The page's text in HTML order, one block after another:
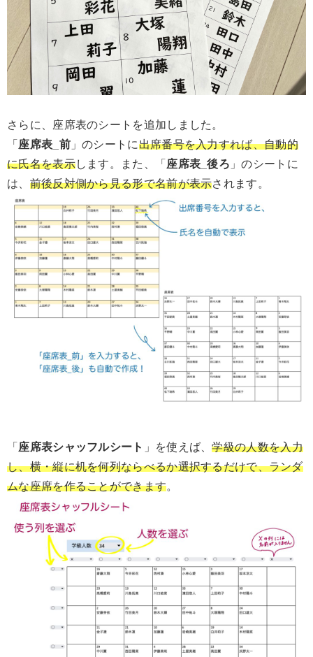
さらに、座席表のシートを追加しました。
「 座席表_前」のシートに出席番号を入力すれば、自動的
に氏名を表示します。また、「 座席表_後ろ 」のシートに
は、 前後反対側から見る形で名前が表示されます。
「 座席表シャッフルシート 」を使えば、学級の人数を入力
し、横・縦に机を何列ならべるか選択するだけで、ランダ
ムな座席を作ることができます。